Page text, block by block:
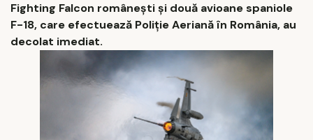
Fighting Falcon românești și două avioane spaniole
F-18, care efectuează Poliție Aeriană în România, au
decolat imediat.